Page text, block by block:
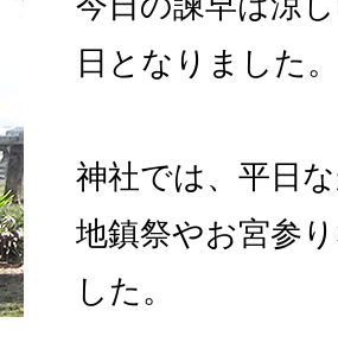
日となりました。
神社では、平日
地鎮祭やお宮参
した。